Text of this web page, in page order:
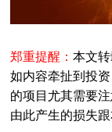
郑重提醒： 本文
如内容牵扯到投
的项目尤其需要
由此产生的损失